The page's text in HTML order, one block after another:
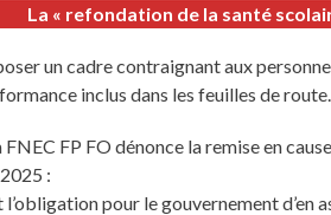
La « refondation de la santé
un cadre contraignant aux
inclus dans les feuilles de route.
FNEC FP FO dénonce la remise en
:
pour le gouvernement d’en